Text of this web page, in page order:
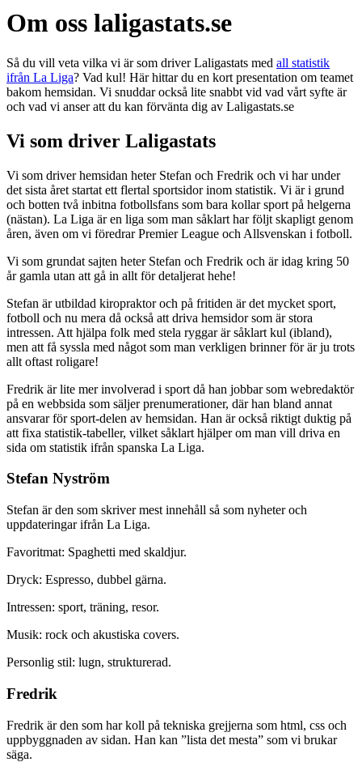
Om oss laligastats.se
Så du vill veta vilka vi är som driver Laligastats med all statistik
ifrån La Liga? Vad kul! Här hittar du en kort presentation om teamet
bakom hemsidan. Vi snuddar också lite snabbt vid vad vårt syfte är
och vad vi anser att du kan förvänta dig av Laligastats.se
Vi som driver Laligastats
Vi som driver hemsidan heter Stefan och Fredrik och vi har under
det sista året startat ett flertal sportsidor inom statistik. Vi är i grund
och botten två inbitna fotbollsfans som bara kollar sport på helgerna
(nästan). La Liga är en liga som man såklart har följt skapligt genom
åren, även om vi föredrar Premier League och Allsvenskan i fotboll.
Vi som grundat sajten heter Stefan och Fredrik och är idag kring 50
år gamla utan att gå in allt för detaljerat hehe!
Stefan är utbildad kiropraktor och på fritiden är det mycket sport,
fotboll och nu mera då också att driva hemsidor som är stora
intressen. Att hjälpa folk med stela ryggar är såklart kul (ibland),
men att få syssla med något som man verkligen brinner för är ju trots
allt oftast roligare!
Fredrik är lite mer involverad i sport då han jobbar som webredaktör
på en webbsida som säljer prenumerationer, där han bland annat
ansvarar för sport-delen av hemsidan. Han är också riktigt duktig på
att fixa statistik-tabeller, vilket såklart hjälper om man vill driva en
sida om statistik ifrån spanska La Liga.
Stefan Nyström
Stefan är den som skriver mest innehåll så som nyheter och
uppdateringar ifrån La Liga.
Favoritmat: Spaghetti med skaldjur.
Dryck: Espresso, dubbel gärna.
Intressen: sport, träning, resor.
Musik: rock och akustiska covers.
Personlig stil: lugn, strukturerad.
Fredrik
Fredrik är den som har koll på tekniska grejjerna som html, css och
uppbyggnaden av sidan. Han kan ”lista det mesta” som vi brukar
säga.